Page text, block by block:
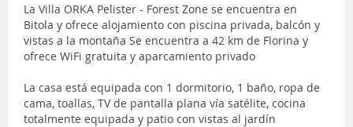
La Villa ORKA Pelister - Forest Zone se encuentra en
Bitola y ofrece alojamiento con piscina privada, balcón y
vistas a la montaña Se encuentra a 42 km de Florina y
ofrece WiFi gratuita y aparcamiento privado
La casa está equipada con 1 dormitorio, 1 baño, ropa de
cama, toallas, TV de pantalla plana vía satélite, cocina
totalmente equipada y patio con vistas al jardín